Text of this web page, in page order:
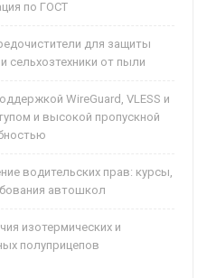
по ГОСТ
для защиты
сельхозтехники от пыли
WireGuard, VLESS и
и высокой пропускной
водительских прав: курсы,
автошкол
изотермических и
полуприцепов